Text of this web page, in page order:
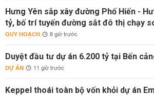
Hưng Yên sắp xây đường Phố Hiến -
tỷ, bố trí tuyến đường sắt đô thị chạy
QUY HOẠCH 8 giờ trước
Duyệt đầu tư dự án 6.200 tỷ tại Bến
DỰ ÁN 11 giờ trước
Keppel thoái toàn bộ vốn khỏi dự án